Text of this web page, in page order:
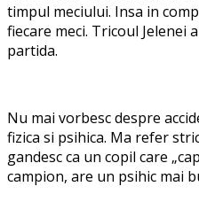
timpul meciului. Insa in
fiecare meci. Tricoul Jelenei
partida.
Nu mai vorbesc despre
fizica si psihica. Ma refer
gandesc ca un copil care
campion, are un psihic mai